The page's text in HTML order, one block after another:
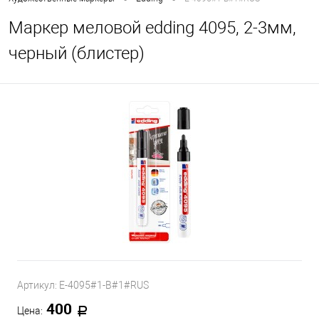
Маркер меловой edding 4095, 2-3мм,
черный (блистер)
Артикул: E-4095#1-B#1#RUS
Цена: 400